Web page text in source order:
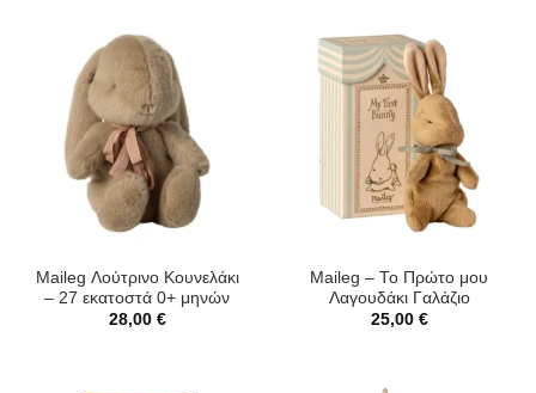
Maileg Λούτρινο Κουνελάκι
– 27 εκατοστά 0+ μηνών
28,00 €
Maileg – Το Πρώτο μου
Λαγουδάκι Γαλάζιο
25,00 €